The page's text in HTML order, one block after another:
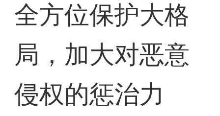
全方位保护大格
局，加大对恶意
侵权的惩治力